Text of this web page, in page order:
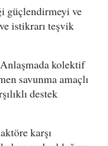
güçlendirmeyi ve
istikrarı teşvik
kolektif
savunma amaçlı
destek
karşı